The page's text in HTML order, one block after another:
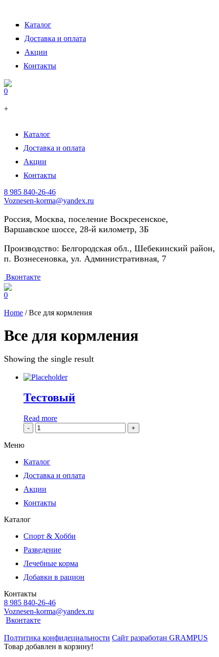
Каталог
Доставка и оплата
Акции
Контакты
0
+
Каталог
Доставка и оплата
Акции
Контакты
8 985 840-26-46
Voznesen-korma@yandex.ru
Россия, Москва, поселение Воскресенское,
Варшавское шоссе, 28-й километр, 3Б
Производство: Белгородская обл., Шебекинский район,
п. Вознесеновка, ул. Административная, 7
Вконтакте
0
Home / Все для кормления
Все для кормления
Showing the single result
Тестовый
Read more
- +
Меню
Каталог
Доставка и оплата
Акции
Контакты
Каталог
Спорт & Хобби
Разведение
Лечебные корма
Добавки в рацион
Контакты
8 985 840-26-46
Voznesen-korma@yandex.ru
Вконтакте
Полтитика конфидециальности Сайт разработан GRAMPUS
Товар добавлен в корзину!